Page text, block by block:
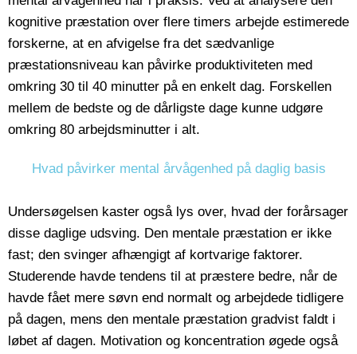
kognitive præstation over flere timers arbejde estimerede
forskerne, at en afvigelse fra det sædvanlige
præstationsniveau kan påvirke produktiviteten med
omkring 30 til 40 minutter på en enkelt dag. Forskellen
mellem de bedste og de dårligste dage kunne udgøre
omkring 80 arbejdsminutter i alt.
Hvad påvirker mental årvågenhed på daglig basis
Undersøgelsen kaster også lys over, hvad der forårsager
disse daglige udsving. Den mentale præstation er ikke
fast; den svinger afhængigt af kortvarige faktorer.
Studerende havde tendens til at præstere bedre, når de
havde fået mere søvn end normalt og arbejdede tidligere
på dagen, mens den mentale præstation gradvist faldt i
løbet af dagen. Motivation og koncentration øgede også